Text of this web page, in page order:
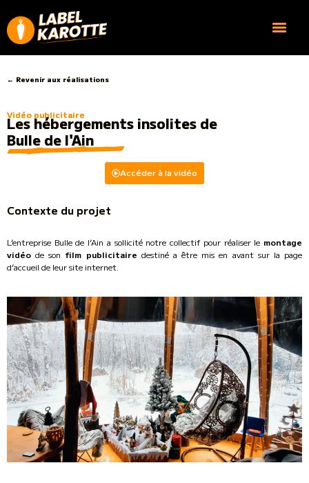
← Revenir aux réalisations
Vidéo publicitaire
Les hébergements insolites de
Bulle de l'Ain
Accéder à la vidéo
Contexte du projet
L’entreprise Bulle de l’Ain a sollicité notre collectif pour réaliser le montage
vidéo de son film publicitaire destiné a être mis en avant sur la page
d’accueil de leur site internet.